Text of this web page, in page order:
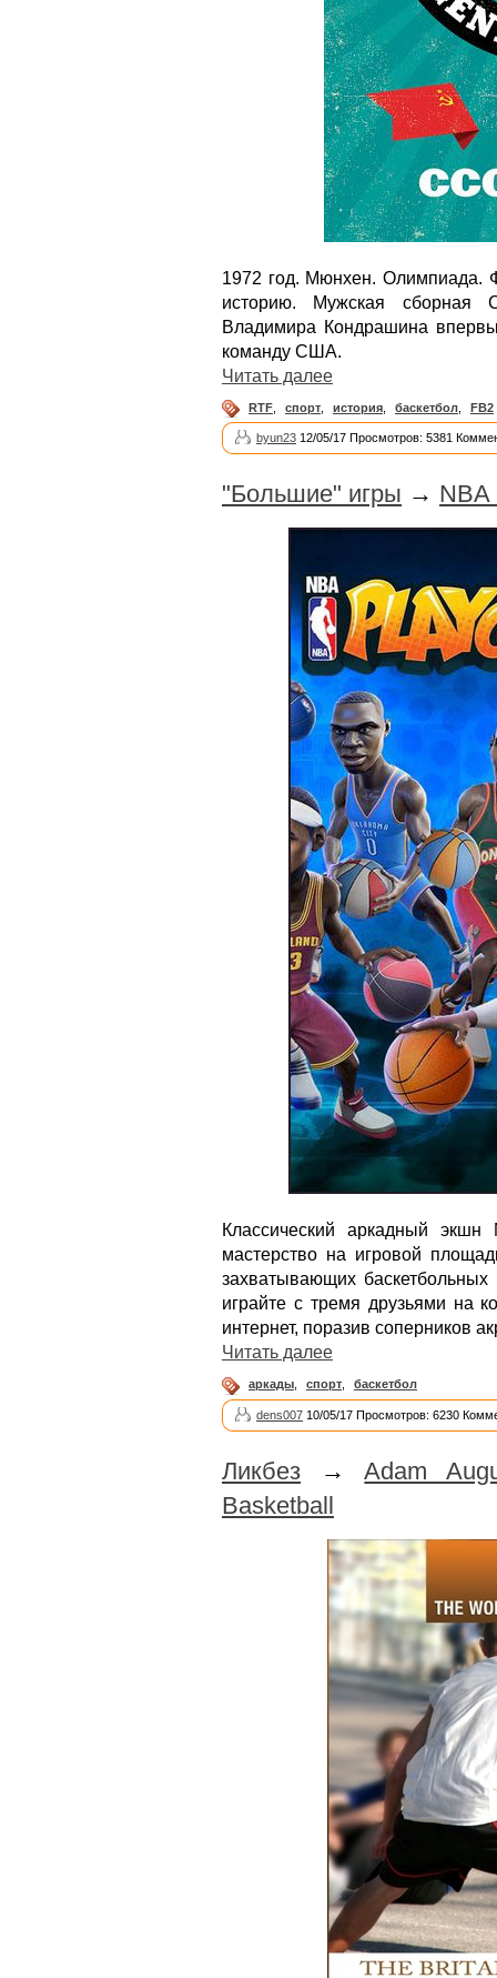
1972 год. Мюнхен. Олимпиада.
историю. Мужская сборная
Владимира Кондрашина
команду США.
Читать далее
RTF спорт история баскетбол FB2
byun23 12/05/17 Просмотров: 5381
"Большие" игры → NBA
Классический аркадный экшн
мастерство на игровой
захватывающих
играйте с тремя друзьями на
интернет, поразив соперников
Читать далее
аркады, спорт, баскетбол
dens007 10/05/17 Просмотров: 6230
Ликбез →Adam
Basketball